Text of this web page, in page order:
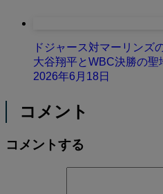
ドジャース対マーリンズ
大谷翔平とWBC決勝の聖
2026年6月18日
コメント
コメントする